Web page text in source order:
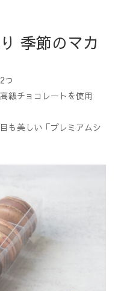
季節のマカ
つ
級チョコレートを使用
も美しい「プレミアムシ